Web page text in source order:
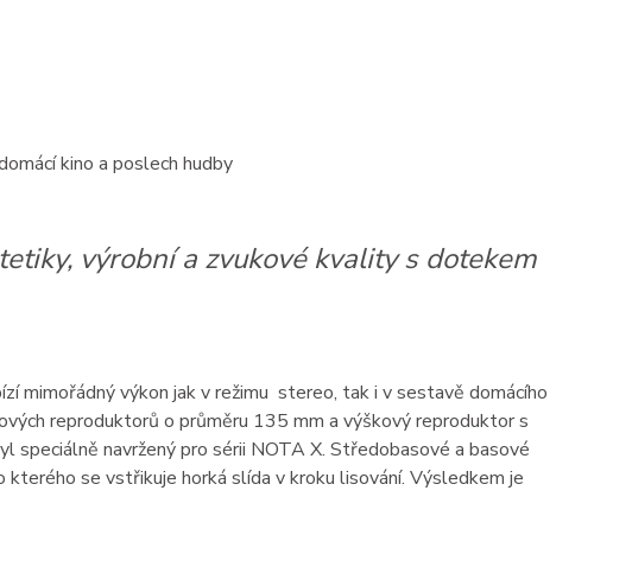
kino a poslech hudby
výrobní a zvukové kvality s dotekem
mimořádný výkon jak v režimu stereo, tak i v sestavě domácího
reproduktorů o průměru 135 mm a výškový reproduktor s
speciálně navržený pro sérii NOTA X. Středobasové a basové
se vstřikuje horká slída v kroku lisování. Výsledkem je